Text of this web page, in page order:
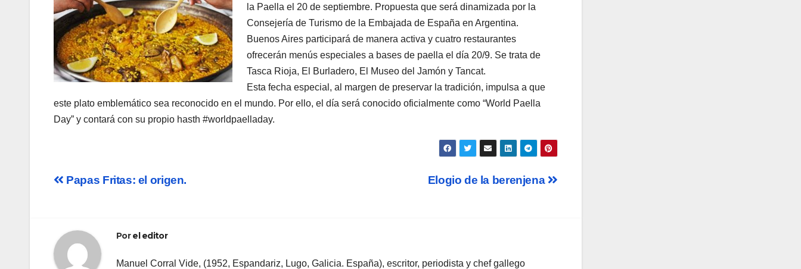
la Paella el 20 de septiembre. Propuesta que será dinamizada por la
Consejería de Turismo de la Embajada de España en Argentina.
Buenos Aires participará de manera activa y cuatro restaurantes
ofrecerán menús especiales a bases de paella el día 20/9. Se trata de
Tasca Rioja, El Burladero, El Museo del Jamón y Tancat.
Esta fecha especial, al margen de preservar la tradición, impulsa a que
este plato emblemático sea reconocido en el mundo. Por ello, el día será conocido oficialmente como “World Paella
Day” y contará con su propio hasth #worldpaelladay.
Navegación
entradas
Elogio de la berenjena
Papas Fritas: el origen.
Porel editor
Manuel Corral Vide, (1952, Espandariz, Lugo, Galicia. España), escritor, periodista y chef gallego